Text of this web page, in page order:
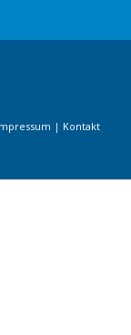
| Kontakt